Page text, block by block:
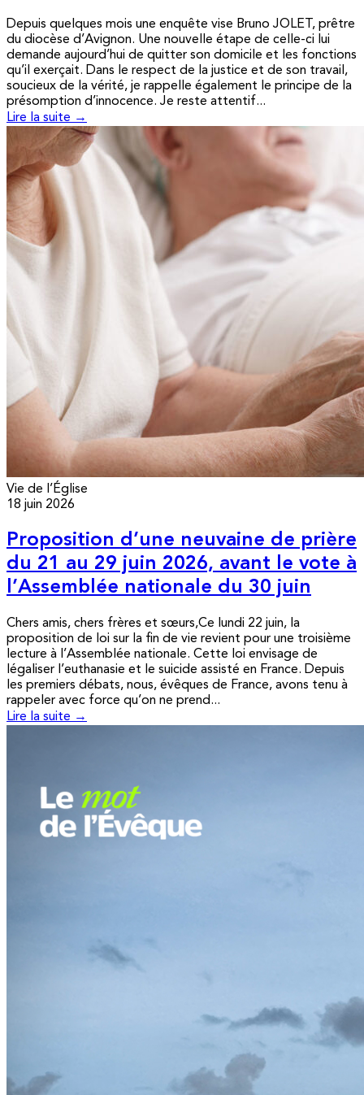
Depuis quelques mois une enquête vise Bruno JOLET, prêtre
du diocèse d’Avignon. Une nouvelle étape de celle-ci lui
demande aujourd’hui de quitter son domicile et les fonctions
qu’il exerçait. Dans le respect de la justice et de son travail,
soucieux de la vérité, je rappelle également le principe de la
présomption d’innocence. Je reste attentif...
Lire la suite →
Vie de l’Église
18 juin 2026
Proposition d’une neuvaine de prière
du 21 au 29 juin 2026, avant le vote à
l’Assemblée nationale du 30 juin
Chers amis, chers frères et sœurs,Ce lundi 22 juin, la
proposition de loi sur la fin de vie revient pour une troisième
lecture à l’Assemblée nationale. Cette loi envisage de
légaliser l’euthanasie et le suicide assisté en France. Depuis
les premiers débats, nous, évêques de France, avons tenu à
rappeler avec force qu’on ne prend...
Lire la suite →